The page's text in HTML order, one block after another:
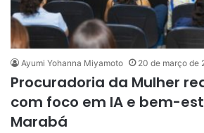
Ayumi Yohanna Miyamoto 20 de março de
Procuradoria da Mulher
com foco em IA e bem-
Marabá